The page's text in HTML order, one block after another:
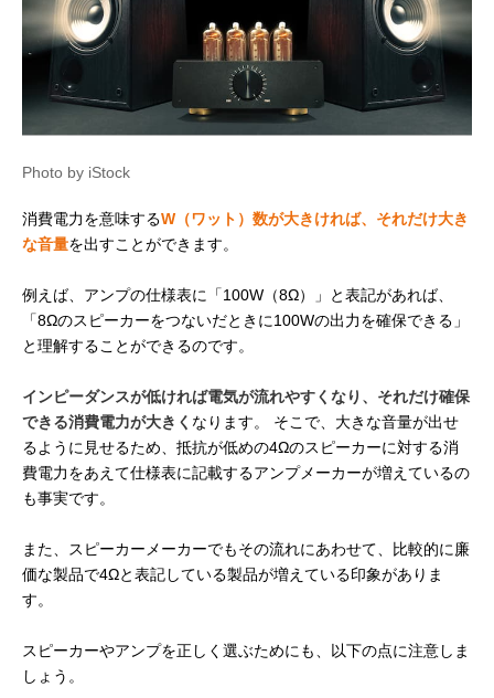
Photo by iStock
消費電力を意味するW（ワット）数が大きければ、それだけ大き
な音量を出すことができます。
例えば、アンプの仕様表に「100W（8Ω）」と表記があれば、
「8Ωのスピーカーをつないだときに100Wの出力を確保できる」
と理解することができるのです。
インピーダンスが低ければ電気が流れやすくなり、それだけ確保
できる消費電力が大きく なります。 そこで、大きな音量が出せ
るように見せるため、抵抗が低めの4Ωのスピーカーに対する消
費電力をあえて仕様表に記載するアンプメーカーが増えているの
も事実です。
また、スピーカーメーカーでもその流れにあわせて、比較的に廉
価な製品で4Ωと表記している製品が増えている印象がありま
す。
スピーカーやアンプを正しく選ぶためにも、以下の点に注意しま
しょう。